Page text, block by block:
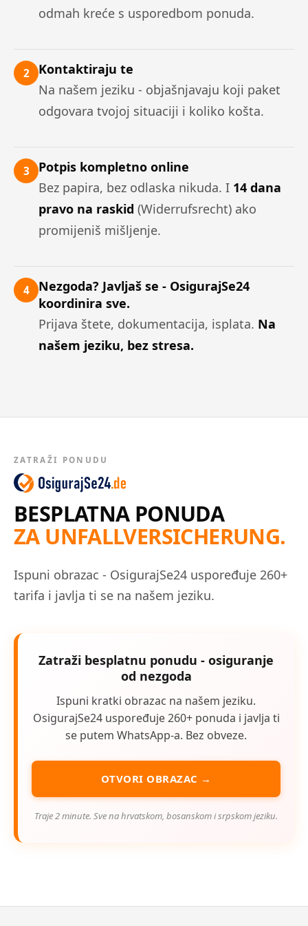
odmah kreće s usporedbom ponuda.
2
Kontaktiraju te
Na našem jeziku - objašnjavaju koji paket
odgovara tvojoj situaciji i koliko košta.
3
Potpis kompletno online
Bez papira, bez odlaska nikuda. I 14 dana
pravo na raskid (Widerrufsrecht) ako
promijeniš mišljenje.
4
Nezgoda? Javljaš se - OsigurajSe24
koordinira sve.
Prijava štete, dokumentacija, isplata. Na
našem jeziku, bez stresa.
ZATRAŽI PONUDU
BESPLATNA PONUDA
ZA UNFALLVERSICHERUNG.
Ispuni obrazac - OsigurajSe24 uspoređuje 260+
tarifa i javlja ti se na našem jeziku.
Zatraži besplatnu ponudu - osiguranje
od nezgoda
Ispuni kratki obrazac na našem jeziku.
OsigurajSe24 uspoređuje 260+ ponuda i javlja ti
se putem WhatsApp-a. Bez obveze.
OTVORI OBRAZAC →
Traje 2 minute. Sve na hrvatskom, bosanskom i srpskom jeziku.